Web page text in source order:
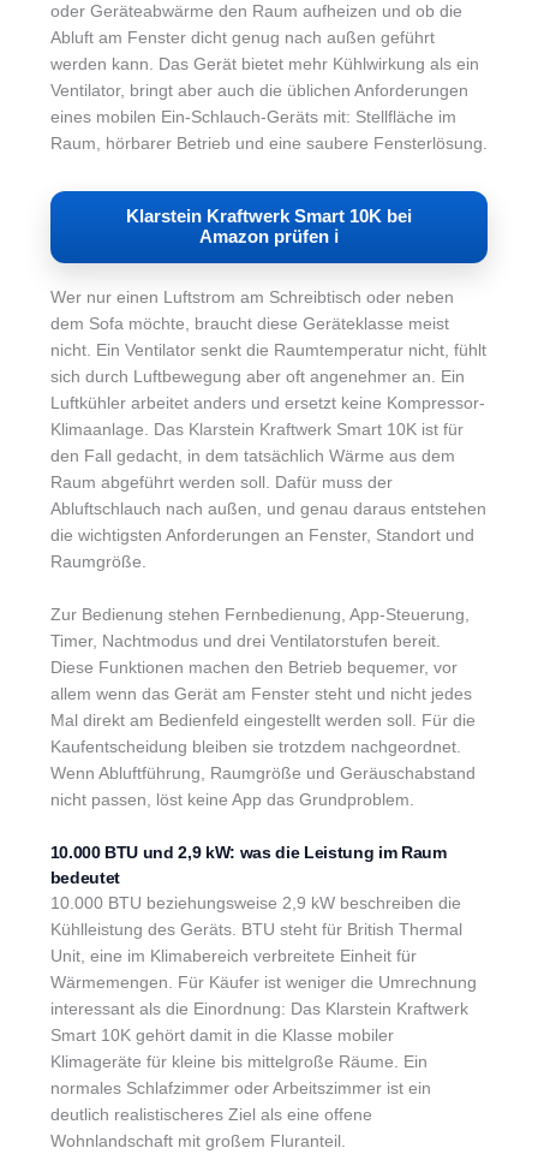
oder Geräteabwärme den Raum aufheizen und ob die
Abluft am Fenster dicht genug nach außen geführt
werden kann. Das Gerät bietet mehr Kühlwirkung als ein
Ventilator, bringt aber auch die üblichen Anforderungen
eines mobilen Ein-Schlauch-Geräts mit: Stellfläche im
Raum, hörbarer Betrieb und eine saubere Fensterlösung.
Klarstein Kraftwerk Smart 10K bei
Amazon prüfen ℹ︎
Wer nur einen Luftstrom am Schreibtisch oder neben
dem Sofa möchte, braucht diese Geräteklasse meist
nicht. Ein Ventilator senkt die Raumtemperatur nicht, fühlt
sich durch Luftbewegung aber oft angenehmer an. Ein
Luftkühler arbeitet anders und ersetzt keine Kompressor-
Klimaanlage. Das Klarstein Kraftwerk Smart 10K ist für
den Fall gedacht, in dem tatsächlich Wärme aus dem
Raum abgeführt werden soll. Dafür muss der
Abluftschlauch nach außen, und genau daraus entstehen
die wichtigsten Anforderungen an Fenster, Standort und
Raumgröße.
Zur Bedienung stehen Fernbedienung, App-Steuerung,
Timer, Nachtmodus und drei Ventilatorstufen bereit.
Diese Funktionen machen den Betrieb bequemer, vor
allem wenn das Gerät am Fenster steht und nicht jedes
Mal direkt am Bedienfeld eingestellt werden soll. Für die
Kaufentscheidung bleiben sie trotzdem nachgeordnet.
Wenn Abluftführung, Raumgröße und Geräuschabstand
nicht passen, löst keine App das Grundproblem.
10.000 BTU und 2,9 kW: was die Leistung im Raum
bedeutet
10.000 BTU beziehungsweise 2,9 kW beschreiben die
Kühlleistung des Geräts. BTU steht für British Thermal
Unit, eine im Klimabereich verbreitete Einheit für
Wärmemengen. Für Käufer ist weniger die Umrechnung
interessant als die Einordnung: Das Klarstein Kraftwerk
Smart 10K gehört damit in die Klasse mobiler
Klimageräte für kleine bis mittelgroße Räume. Ein
normales Schlafzimmer oder Arbeitszimmer ist ein
deutlich realistischeres Ziel als eine offene
Wohnlandschaft mit großem Fluranteil.